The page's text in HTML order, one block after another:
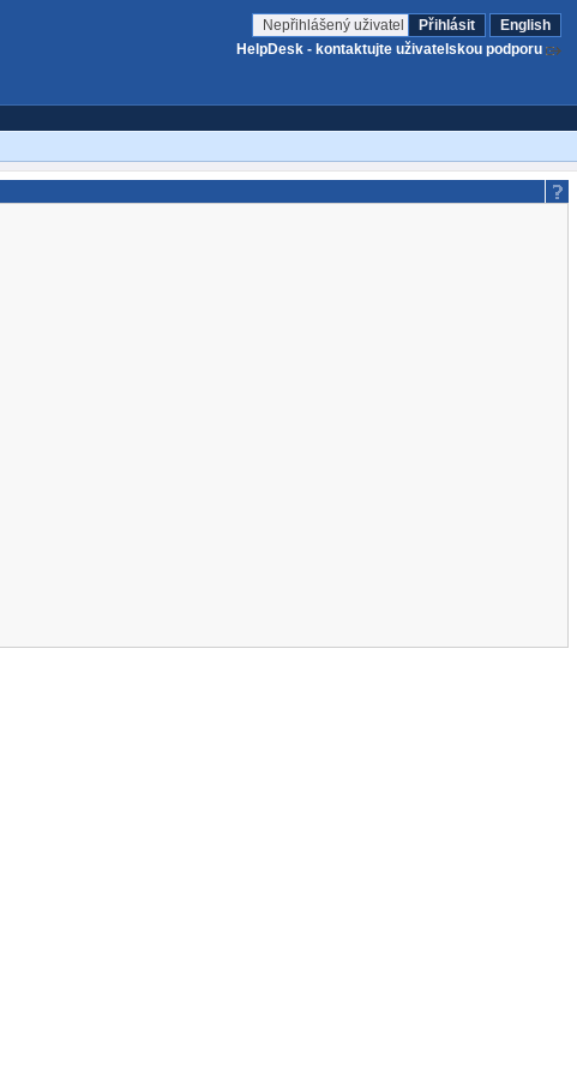
Nepřihlášený uživatel Přihlásit
English
HelpDesk - kontaktujte uživatelskou podporu